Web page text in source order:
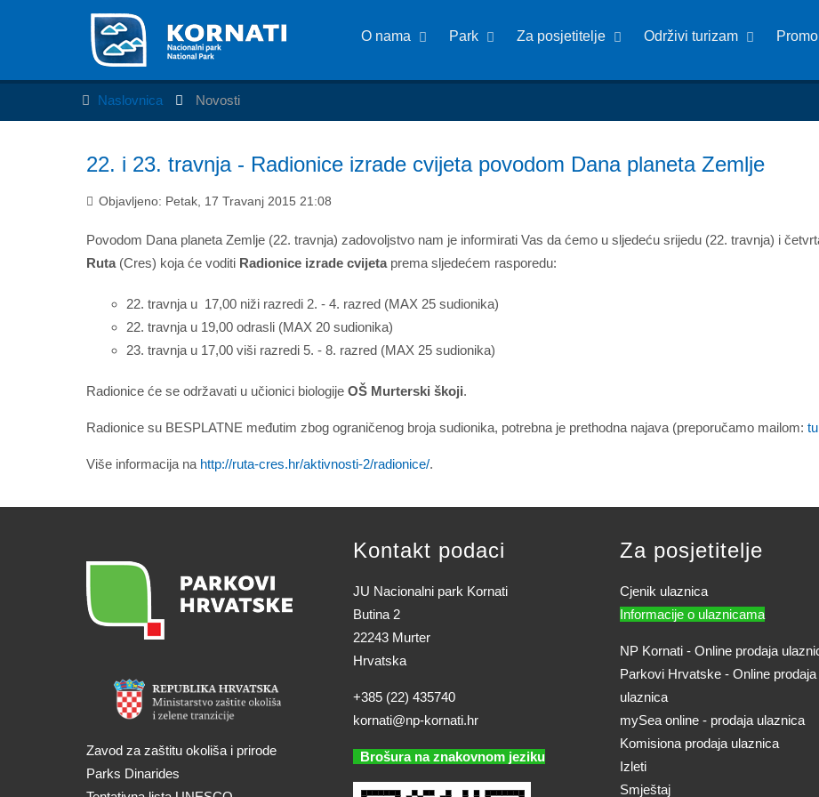
O nama Park Za posjetitelje Održivi turizam Promo
Naslovnica Novosti
22. i 23. travnja - Radionice izrade cvijeta povodom Dana planeta Zemlje
Objavljeno: Petak, 17 Travanj 2015 21:08
Povodom Dana planeta Zemlje (22. travnja) zadovoljstvo nam je informirati Vas da ćemo u sljedeću srijedu (22. travnja) i
Ruta(Cres) koja će voditi Radionice izrade cvijetaprema sljedećem rasporedu:
22. travnja u 17,00 niži razredi 2. - 4. razred (MAX 25 sudionika)
22. travnja u 19,00 odrasli (MAX 20 sudionika)
23. travnja u 17,00 viši razredi 5. - 8. razred (MAX 25 sudionika)
Radionice će se održavati u učionici biologije OŠ Murterski škoji.
Radionice su BESPLATNE međutim zbog ograničenog broja sudionika, potrebna je prethodna najava (preporučamo mailom:
Više informacija na http://ruta-cres.hr/aktivnosti-2/radionice/.
Zavod za zaštitu okoliša i prirode
Parks Dinarides
Kontakt podaci
JU Nacionalni park Kornati
Butina 2
22243 Murter
Hrvatska
+385 (22) 435740
kornati@np-kornati.hr
Brošura na znakovnom jeziku
Za posjetitelje
Cjenik ulaznica
Informacije o ulaznicama
NP Kornati - Online prodaja
Parkovi Hrvatske - Online prodaja
ulaznica
mySea online - prodaja ulaznica
Komisiona prodaja ulaznica
Izleti
Smještaj